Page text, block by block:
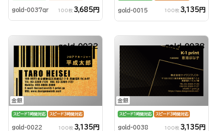
gold-0037qr 100枚 3,685円 gold-0015 100枚 3,135円
金銀
gold-0022
スピード1時間対応 スピード3時間対応
gold-0022 100枚 3,135円
金銀
gold-0038
スピード1時間対応 スピード3時間対応
gold-0038 100枚 3,135円